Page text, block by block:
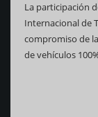
La participación
Internacional de
compromiso de
de vehículos